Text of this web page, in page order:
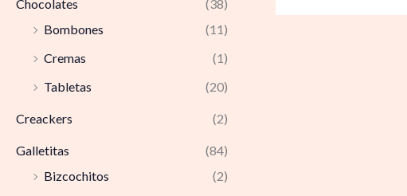
Chocolates
(38)
Bombones
(11)
Cremas
(1)
Tabletas
(20)
Creackers (2)
Galletitas
(84)
Bizcochitos
(2)